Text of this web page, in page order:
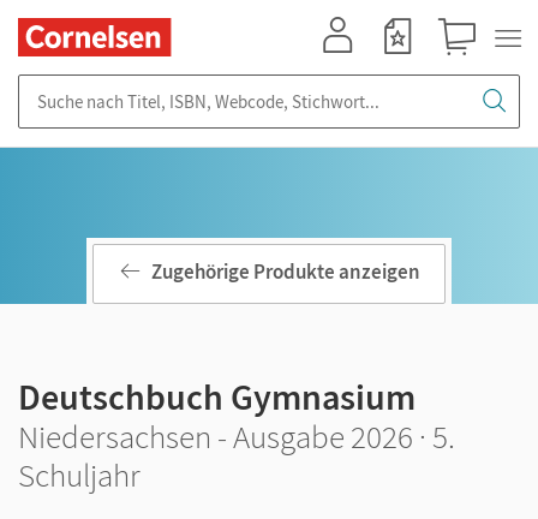
Zugehörige Produkte anzeigen
Deutschbuch Gymnasium
Niedersachsen - Ausgabe 2026 · 5.
Schuljahr